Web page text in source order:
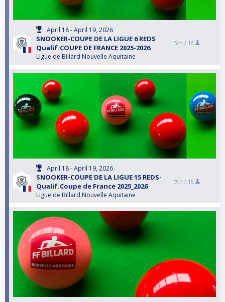
April 18 - April 19, 2026
SNOOKER-COUPE DE LA LIGUE 6 REDS
Qualif.COUPE DE FRANCE 2025-2026
Ligue de Billard Nouvelle Aquitaine
5th / 16
April 18 - April 19, 2026
SNOOKER-COUPE DE LA LIGUE 15 REDS-
Qualif.Coupe de France 2025_2026
Ligue de Billard Nouvelle Aquitaine
9th / 16